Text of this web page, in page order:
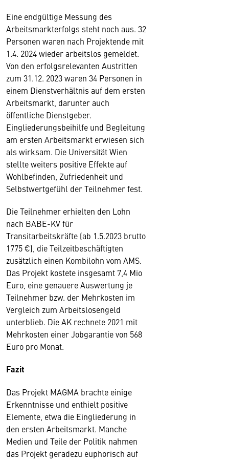
Eine endgültige Messung des
Arbeitsmarkterfolgs steht noch aus. 32
Personen waren nach Projektende mit
1.4. 2024 wieder arbeitslos gemeldet.
Von den erfolgsrelevanten Austritten
zum 31.12. 2023 waren 34 Personen in
einem Dienstverhältnis auf dem ersten
Arbeitsmarkt, darunter auch
öffentliche Dienstgeber.
Eingliederungsbeihilfe und Begleitung
am ersten Arbeitsmarkt erwiesen sich
als wirksam. Die Universität Wien
stellte weiters positive Effekte auf
Wohlbefinden, Zufriedenheit und
Selbstwertgefühl der Teilnehmer fest.
Die Teilnehmer erhielten den Lohn
nach BABE-KV für
Transitarbeitskräfte (ab 1.5.2023 brutto
1775 €), die Teilzeitbeschäftigten
zusätzlich einen Kombilohn vom AMS.
Das Projekt kostete insgesamt 7,4 Mio
Euro, eine genauere Auswertung je
Teilnehmer bzw. der Mehrkosten im
Vergleich zum Arbeitslosengeld
unterblieb. Die AK rechnete 2021 mit
Mehrkosten einer Jobgarantie von 568
Euro pro Monat.
Fazit
Das Projekt MAGMA brachte einige
Erkenntnisse und enthielt positive
Elemente, etwa die Eingliederung in
den ersten Arbeitsmarkt. Manche
Medien und Teile der Politik nahmen
das Projekt geradezu euphorisch auf